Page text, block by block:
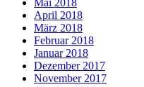
April 2018
März 2018
Februar 2018
Januar 2018
Dezember 2017
November 2017